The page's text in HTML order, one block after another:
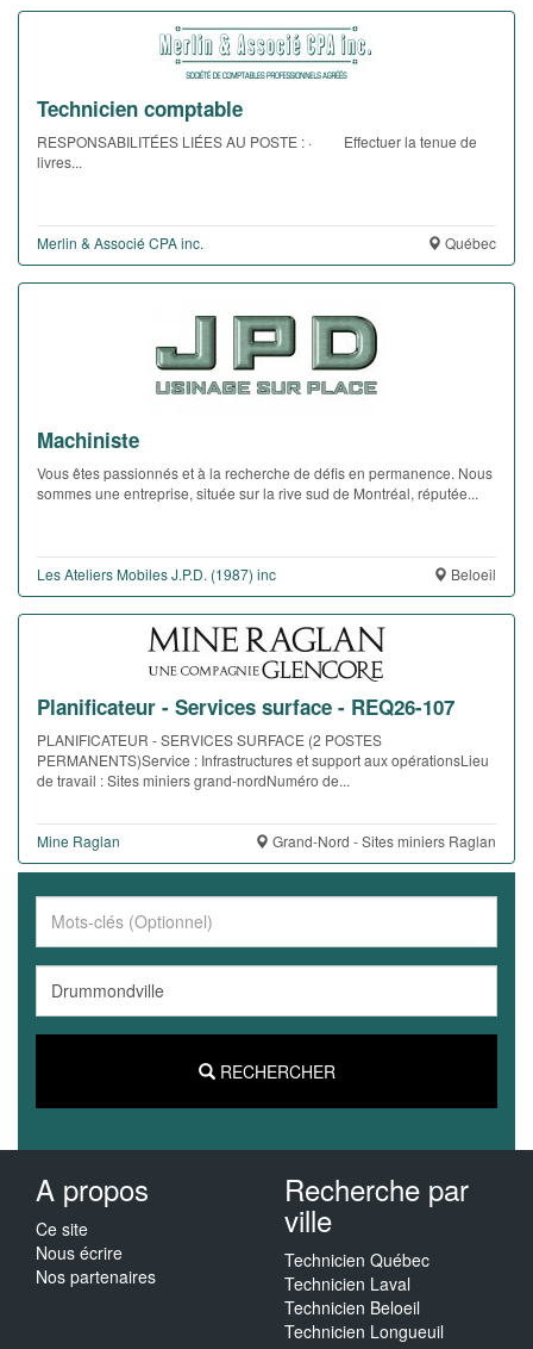
Technicien comptable
RESPONSABILITÉES LIÉES AU POSTE : · Effectuer la tenue de
livres...
Merlin & Associé CPA inc. Québec
Machiniste
Vous êtes passionnés et à la recherche de défis en permanence. Nous
sommes une entreprise, située sur la rive sud de Montréal, réputée...
Les Ateliers Mobiles J.P.D. (1987) inc Beloeil
Planificateur - Services surface - REQ26-107
PLANIFICATEUR - SERVICES SURFACE (2 POSTES
PERMANENTS)Service : Infrastructures et support aux opérationsLieu
de travail : Sites miniers grand-nordNuméro de...
Mine Raglan Grand-Nord - Sites miniers Raglan
RECHERCHER
A propos
Ce site
Nous écrire
Nos partenaires
Recherche par
ville
Technicien Québec
Technicien Laval
Technicien Beloeil
Technicien Longueuil